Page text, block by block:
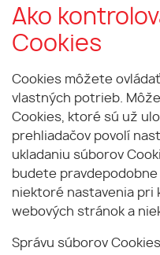
Ako
Cookies
Cookies môžete
vlastných potrieb.
Cookies, ktoré sú už
prehliadačov povolí
ukladaniu súborov
budete
niektoré nastavenia pri
webových stránok a
Správu súborov